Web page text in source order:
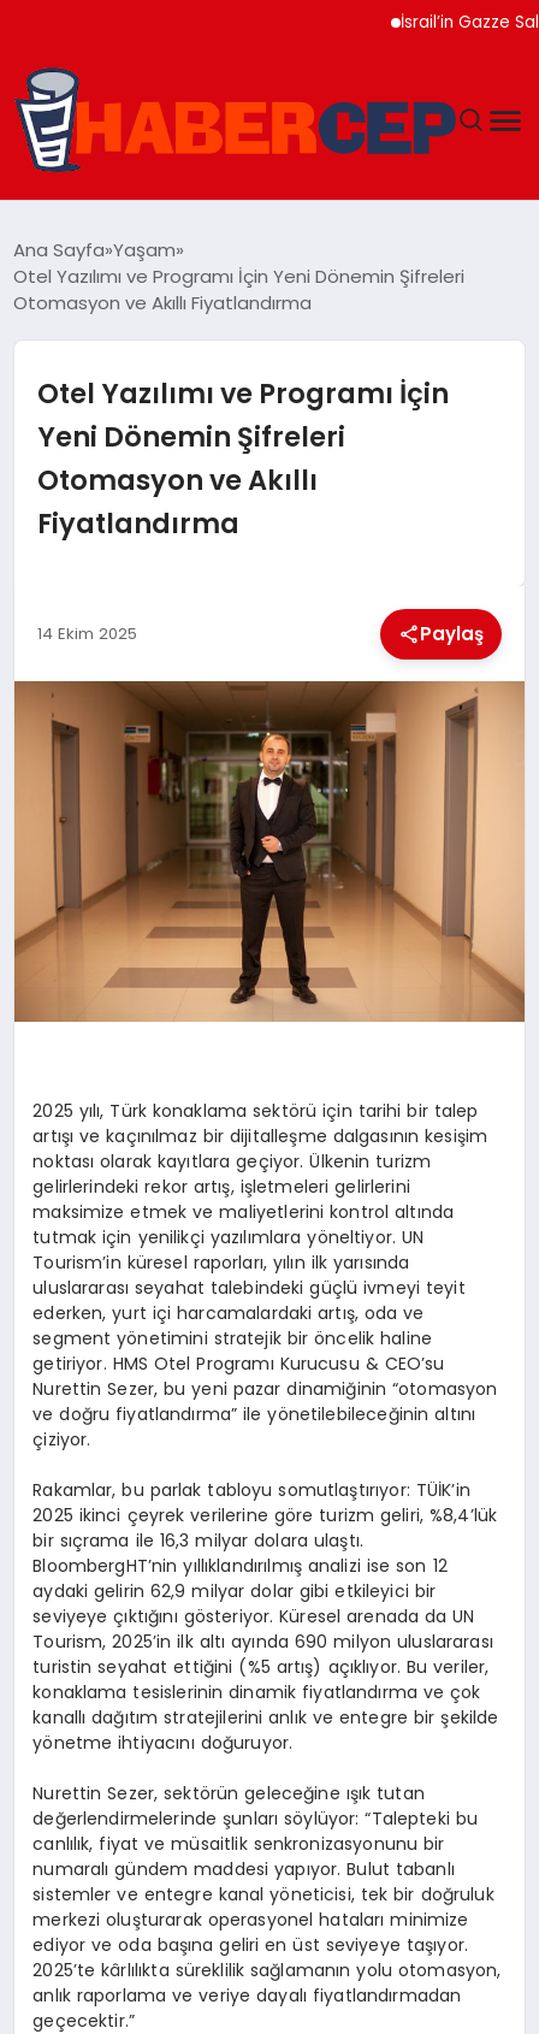
İsrail’in Gazze
SOSYAL MEDYA
KÜLTÜREL
Ana Sayfa Yaşam
Otel Yazılımı ve Programı İçin Yeni Dönemin Şifreleri
Otomasyon ve Akıllı Fiyatlandırma
Otel Yazılımı ve Programı İçin
Yeni Dönemin Şifreleri
Otomasyon ve Akıllı
Fiyatlandırma
14 Ekim 2025 Paylaş
2025 yılı, Türk konaklama sektörüiçin tarihi bir talep
artışıve kaçınılmaz bir dijitalleşme dalgasının kesişim
noktasıolarak kayıtlara geçiyor.Ülkenin turizm
gelirlerindeki rekor artış, işletmeleri gelirlerini
maksimize etmek ve maliyetlerini kontrol altında
tutmak için yenilikçi yazılımlara yöneltiyor. UN
Tourism’in küresel raporları, yılın ilk yarısında
uluslararası seyahat talebindeki güçlüivmeyi teyit
ederken, yurt içi harcamalardaki artış, oda ve
segment yönetimini stratejik biröncelik haline
getiriyor. HMS Otel Programı Kurucusu & CEO’su
Nurettin Sezer, bu yeni pazar dinamiğinin “otomasyon
ve doğru fiyatlandırma” ile yönetilebileceğinin altını
çiziyor.
Rakamlar, bu parlak tabloyu somutlaştırıyor: TÜİK’in
2025 ikinci çeyrek verilerine göre turizm geliri, %8,4’lük
bir sıçrama ile 16,3 milyar dolara ulaştı.
BloombergHT’nin yıllıklandırılmış analizi ise son 12
aydaki gelirin 62,9 milyar dolar gibi etkileyici bir
seviyeyeçıktığını gösteriyor. Küresel arenada da UN
Tourism, 2025’in ilk altıayında 690 milyon uluslararası
turistin seyahat ettiğini (%5 artış) açıklıyor. Bu veriler,
konaklama tesislerinin dinamik fiyatlandırma veçok
kanallıdağıtım stratejilerini anlık ve entegre birşekilde
yönetme ihtiyacını doğuruyor.
Nurettin Sezer, sektörün geleceğine ışık tutan
değerlendirmelerindeşunlarısöylüyor: “Talepteki bu
canlılık, fiyat ve müsaitlik senkronizasyonunu bir
numaralıgündem maddesi yapıyor. Bulut tabanlı
sistemler ve entegre kanal yöneticisi, tek bir doğruluk
merkezi oluşturarak operasyonel hatalarıminimize
ediyor ve oda başına geliri enüst seviyeye taşıyor.
2025’te kârlılıkta süreklilik sağlamanın yolu otomasyon,
anlık raporlama ve veriye dayalı fiyatlandırmadan
geçecektir.”